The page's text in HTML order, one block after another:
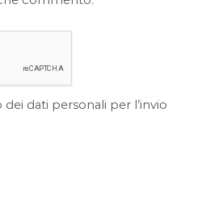
dati personali per l’invio